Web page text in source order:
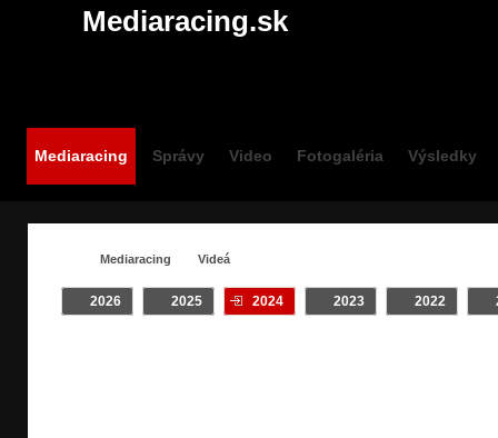
Mediaracing.sk
Mediaracing Správy Video Fotogaléria Výsledky
Mediaracing Videá
2026 2025 2024 2023 2022